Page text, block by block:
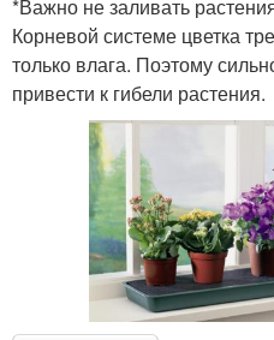
*Важно не заливать
Корневой системе цветка
только влага. Поэтому
привести к гибели растения.